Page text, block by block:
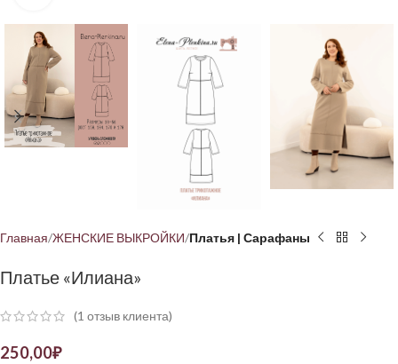
Главная ЖЕНСКИЕ ВЫКРОЙКИ Платья | Сарафаны
Платье «Илиана»
(1 отзыв клиента)
250,00₽